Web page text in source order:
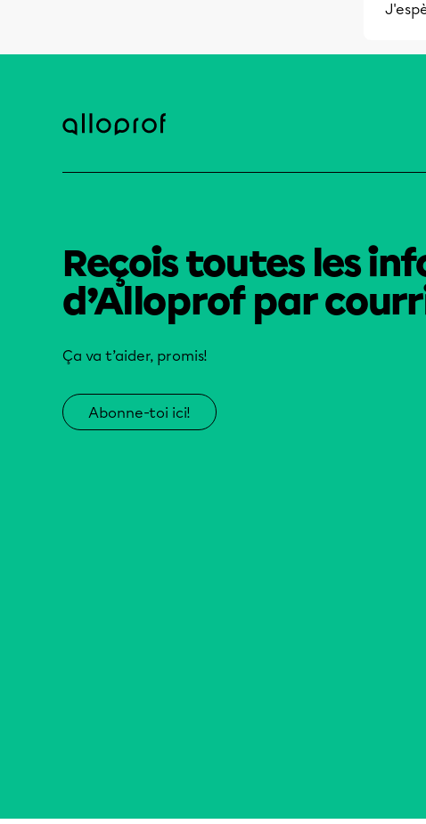
Reçois toutes les
d’Alloprof par
Ça va t’aider, promis!
Abonne-toi ici!